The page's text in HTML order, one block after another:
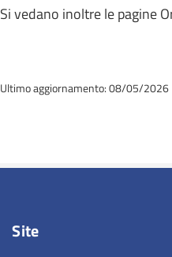
Si vedano inoltre le pagine
Ultimo aggiornamento: 08/05/2026
Site